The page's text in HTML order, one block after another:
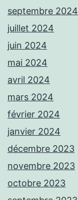
septembre 2024
juillet 2024
juin 2024
mai 2024
avril 2024
mars 2024
février 2024
janvier 2024
décembre 2023
novembre 2023
octobre 2023